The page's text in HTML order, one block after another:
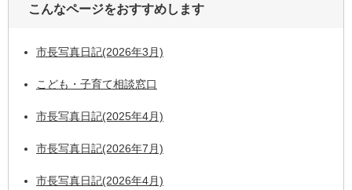
こんなページをおすすめします
市長写真日記(2026年3月)
こども・子育て相談窓口
市長写真日記(2025年4月)
市長写真日記(2026年7月)
市長写真日記(2026年4月)